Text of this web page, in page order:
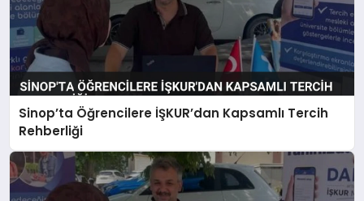
Sinop’ta Öğrencilere İŞKUR’dan Kapsamlı Tercih
Rehberliği